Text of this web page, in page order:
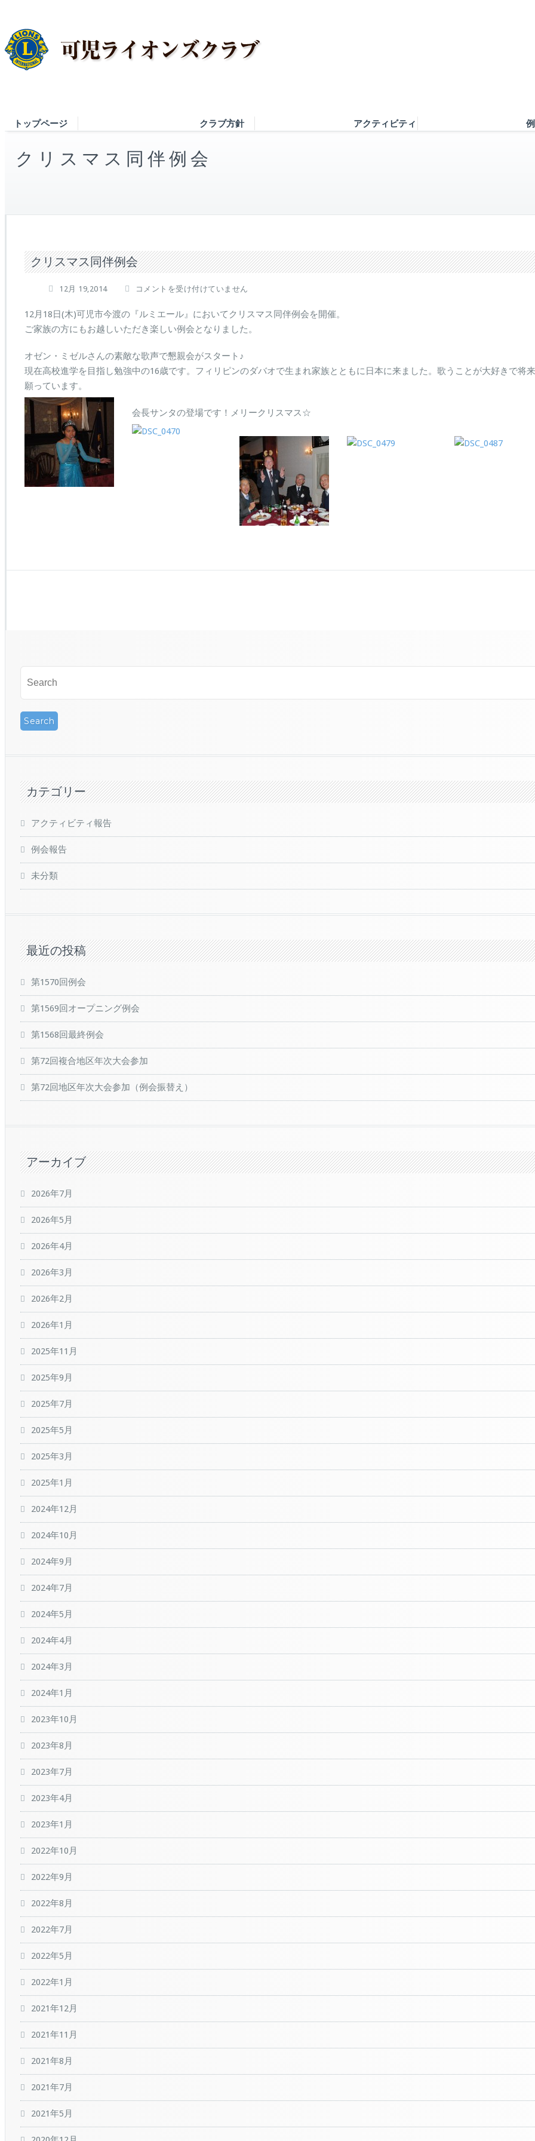
トップページ クラブ方針 アクティビティ
クリスマス同伴例会
クリスマス同伴例会
12月 19,2014
ク
ス
マ
ス
伴
例
コメントを受け付けていません
12月18日(木)可児市今渡の『ルミエール』においてクリスマス同伴例会を開催。
ご家族の方にもお越しいただき楽しい例会となりました。
オゼン・ミゼルさんの素敵な歌声で懇親会がスタート♪
現在高校進学を目指し勉強中の16歳です。フィリピンのダバオで生まれ家族とともに日本に来ました。歌うことが大好きで
願っています。
会長サンタの登場です！メリークリスマス☆
カテゴリー
アクティビティ報告
例会報告
未分類
最近の投稿
第1570回例会
第1569回オープニング例会
第1568回最終例会
第72回複合地区年次大会参加
第72回地区年次大会参加（例会振替え）
アーカイブ
2026年7月
2026年5月
2026年4月
2026年3月
2026年2月
2026年1月
2025年11月
2025年9月
2025年7月
2025年5月
2025年3月
2025年1月
2024年12月
2024年10月
2024年9月
2024年7月
2024年5月
2024年4月
2024年3月
2024年1月
2023年10月
2023年8月
2023年7月
2023年4月
2023年1月
2022年10月
2022年9月
2022年8月
2022年7月
2022年5月
2022年1月
2021年12月
2021年11月
2021年8月
2021年7月
2021年5月